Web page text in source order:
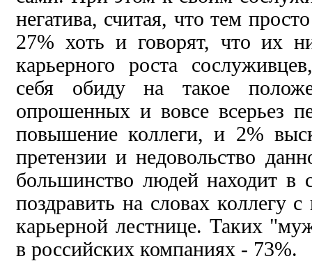
негатива, считая, что тем
27% хоть и говорят, что их
карьерного роста
себя обиду на такое
опрошенных и вовсе всерьез
повышение коллеги, и 2%
претензии и недовольство
большинство людей находит в
поздравить на словах коллегу
карьерной лестнице. Таких
в российских компаниях - 73%.